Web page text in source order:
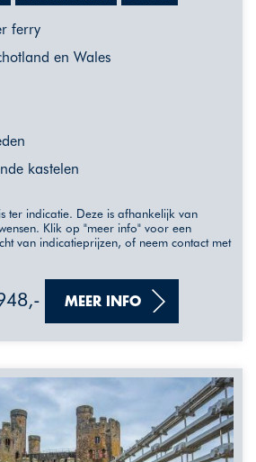
ferry
en Wales
kastelen
ter indicatie. Deze is afhankelijk van
Klik op "meer info" voor een
van indicatieprijzen, of neem contact met
MEER INFO